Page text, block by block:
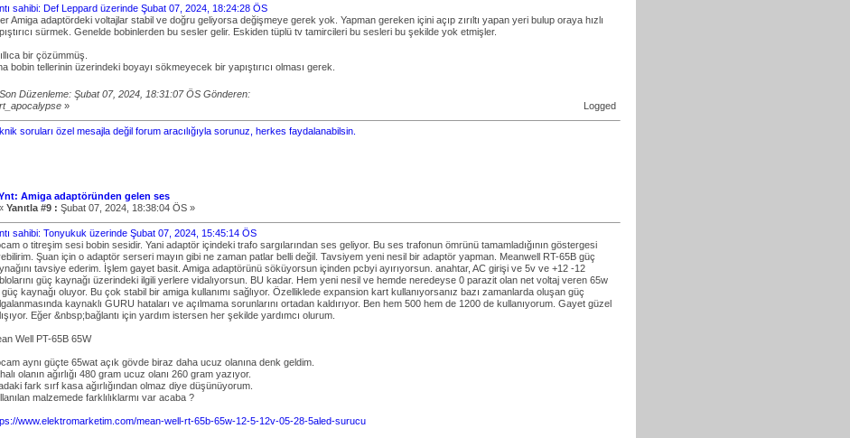
sahibi: Def Leppard üzerinde Şubat 07, 2024, 18:24:28 ÖS
Amiga adaptördeki voltajlar stabil ve doğru geliyorsa değişmeye gerek yok. Yapman gereken içini açıp zırıltı yapan yeri bulup oraya hızlı
sürmek. Genelde bobinlerden bu sesler gelir. Eskiden tüplü tv tamircileri bu sesleri bu şekilde yok etmişler.
bir çözümmüş.
bobin tellerinin üzerindeki boyayı sökmeyecek bir yapıştırıcı olması gerek.
Son Düzenleme: Şubat 07, 2024, 18:31:07 ÖS Gönderen:
» Logged
soruları özel mesajla değil forum aracılığıyla sorunuz, herkes faydalanabilsin.
Amiga adaptöründen gelen ses
Yanıtla #9 : Şubat 07, 2024, 18:38:04 ÖS »
sahibi: Tonyukuk üzerinde Şubat 07, 2024, 15:45:14 ÖS
o titreşim sesi bobin sesidir. Yani adaptör içindeki trafo sargılarından ses geliyor. Bu ses trafonun ömrünü tamamladığının göstergesi
Şuan için o adaptör serseri mayın gibi ne zaman patlar belli değil. Tavsiyem yeni nesil bir adaptör yapman. Meanwell RT-65B güç
tavsiye ederim. İşlem gayet basit. Amiga adaptörünü söküyorsun içinden pcbyi ayırıyorsun. anahtar, AC girişi ve 5v ve +12 -12
güç kaynağı üzerindeki ilgili yerlere vidalıyorsun. BU kadar. Hem yeni nesil ve hemde neredeyse 0 parazit olan net voltaj veren 65w
kaynağı oluyor. Bu çok stabil bir amiga kullanımı sağlıyor. Özelliklede expansion kart kullanıyorsanız bazı zamanlarda oluşan güç
kaynaklı GURU hataları ve açılmama sorunlarını ortadan kaldırıyor. Ben hem 500 hem de 1200 de kullanıyorum. Gayet güzel
Eğer &nbsp;bağlantı için yardım istersen her şekilde yardımcı olurum.
Well PT-65B 65W
aynı güçte 65wat açık gövde biraz daha ucuz olanına denk geldim.
olanın ağırlığı 480 gram ucuz olanı 260 gram yazıyor.
fark sırf kasa ağırlığından olmaz diye düşünüyorum.
malzemede farklılıklarmı var acaba ?
www.elektromarketim.com/mean-well-rt-65b-65w-12-5-12v-05-28-5aled-surucu